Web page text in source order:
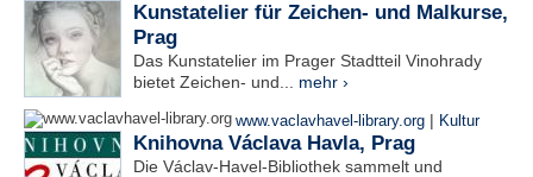
Kunstatelier für Zeichen- und Malkurse,
Prag
Das Kunstatelier im Prager Stadtteil Vinohrady
bietet Zeichen- und... mehr ›
www.vaclavhavel-library.org | Kultur
Knihovna Václava Havla, Prag
Die Václav-Havel-Bibliothek sammelt und